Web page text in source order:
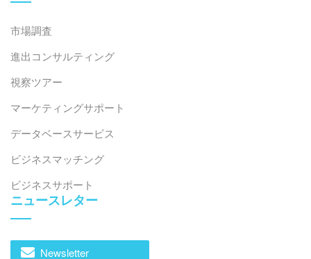
制度におけるサービス格差を解消するだけでなく、都市
部の成人から公共機関、そして二次市場に至るまで、複
数のセグメントに魅力的なビジネスチャンスをもたらし
ます。サプライチェーンのキャパシティ、サービスイノ
ベーション、そしてターゲットを絞ったセグメンテーシ
波を牽引する可能性が高いでしょう。
[1] DNSE、ベトナムの3大ワクチン接種センターの現金
創出能力の比較
[2] KPMG、ベトナムにおけるライフコース免疫
市場調査
進出コンサルティング
視察ツアー
マーケティングサポート
データベースサービス
ビジネスマッチング
ビジネスサポート
ニュースレター
Newsletter